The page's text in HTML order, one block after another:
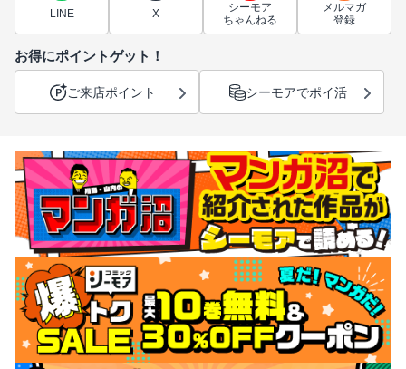
LINE X
シーモア
ちゃんねる
メルマガ
登録
お得にポイントゲット！
ご来店ポイント シーモアでポイ活